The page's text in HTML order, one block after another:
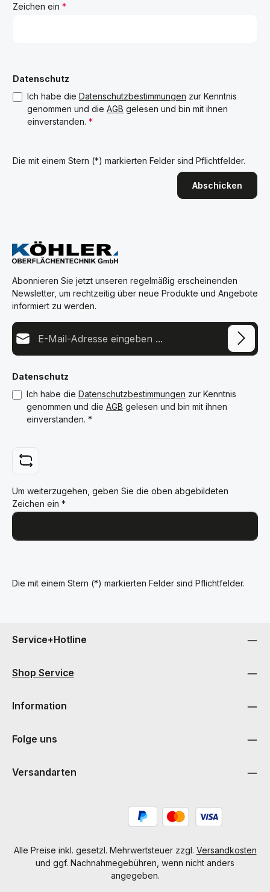
Zeichen ein *
Datenschutz
Ich habe die Datenschutzbestimmungen zur Kenntnis
genommen und die AGB gelesen und bin mit ihnen
einverstanden. *
Die mit einem Stern (*) markierten Felder sind Pflichtfelder.
Abschicken
Abonnieren Sie jetzt unseren regelmäßig erscheinenden
Newsletter, um rechtzeitig über neue Produkte und Angebote
informiert zu werden.
E-Mail-Adresse*
Datenschutz
Ich habe die Datenschutzbestimmungen zur Kenntnis
genommen und die AGB gelesen und bin mit ihnen
einverstanden. *
Um weiterzugehen, geben Sie die oben abgebildeten
Zeichen ein *
Die mit einem Stern (*) markierten Felder sind Pflichtfelder.
Service+Hotline
Shop Service
Information
Folge uns
Versandarten
Alle Preise inkl. gesetzl. Mehrwertsteuer zzgl. Versandkosten
und ggf. Nachnahmegebühren, wenn nicht anders
angegeben.